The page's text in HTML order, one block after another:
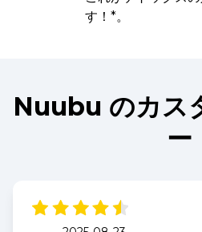
す！*。
Nuubu のカス
ー